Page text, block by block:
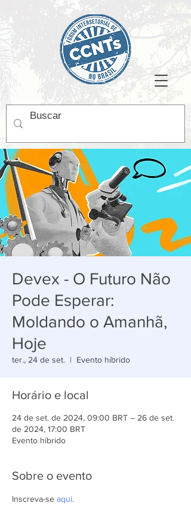
Devex - O Futuro Não
Pode Esperar:
Moldando o Amanhã,
Hoje
ter., 24 de set.
  |
Evento híbrido
Horário e local
24 de set. de 2024, 09:00 BRT – 26 de set.
de 2024, 17:00 BRT
Evento híbrido
Sobre o evento
Inscreva-se aqui.